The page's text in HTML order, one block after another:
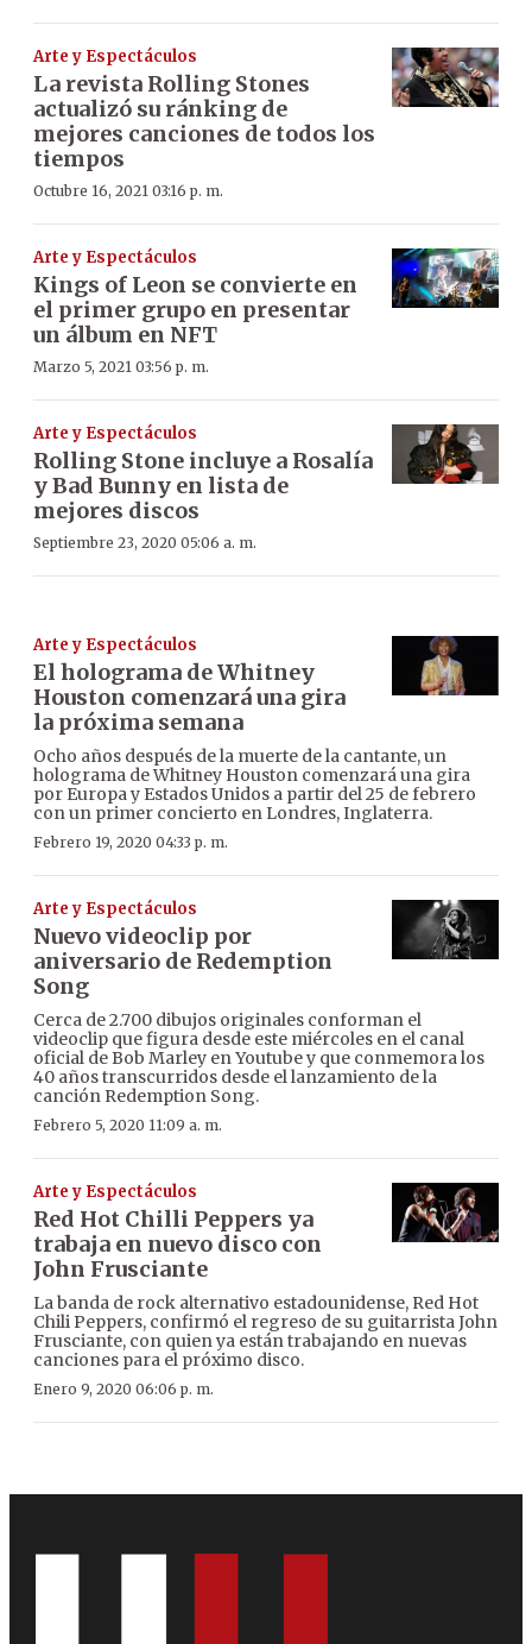
Arte y Espectáculos
La revista Rolling Stones
actualizó su ránking de
mejores canciones de todos los
tiempos
Octubre 16, 2021 03:16 p. m.
Arte y Espectáculos
Kings of Leon se convierte en
el primer grupo en presentar
un álbum en NFT
Marzo 5, 2021 03:56 p. m.
Arte y Espectáculos
Rolling Stone incluye a Rosalía
y Bad Bunny en lista de
mejores discos
Septiembre 23, 2020 05:06 a. m.
Arte y Espectáculos
El holograma de Whitney
Houston comenzará una gira
la próxima semana
Ocho años después de la muerte de la cantante, un
holograma de Whitney Houston comenzará una gira
por Europa y Estados Unidos a partir del 25 de febrero
con un primer concierto en Londres, Inglaterra.
Febrero 19, 2020 04:33 p. m.
Arte y Espectáculos
Nuevo videoclip por
aniversario de Redemption
Song
Cerca de 2.700 dibujos originales conforman el
videoclip que figura desde este miércoles en el canal
oficial de Bob Marley en Youtube y que conmemora los
40 años transcurridos desde el lanzamiento de la
canción Redemption Song.
Febrero 5, 2020 11:09 a. m.
Arte y Espectáculos
Red Hot Chilli Peppers ya
trabaja en nuevo disco con
John Frusciante
La banda de rock alternativo estadounidense, Red Hot
Chili Peppers, confirmó el regreso de su guitarrista John
Frusciante, con quien ya están trabajando en nuevas
canciones para el próximo disco.
Enero 9, 2020 06:06 p. m.